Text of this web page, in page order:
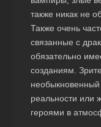
также никак не
Также очень
связанные с
обязательно
созданиям.
реальности или
героями в